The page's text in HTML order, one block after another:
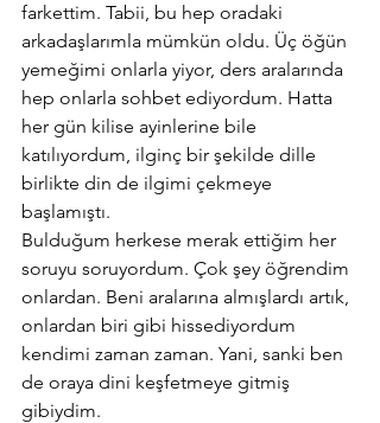
farkettim. Tabii, bu hep oradaki
arkadaşlarımla mümkün oldu. Üç öğün
yemeğimi onlarla yiyor, ders aralarında
hep onlarla sohbet ediyordum. Hatta
her gün kilise ayinlerine bile
katılıyordum, ilginç bir şekilde dille
birlikte din de ilgimi çekmeye
başlamıştı.
Bulduğum herkese merak ettiğim her
soruyu soruyordum. Çok şey öğrendim
onlardan. Beni aralarına almışlardı artık,
onlardan biri gibi hissediyordum
kendimi zaman zaman. Yani, sanki ben
de oraya dini keşfetmeye gitmiş
gibiydim.